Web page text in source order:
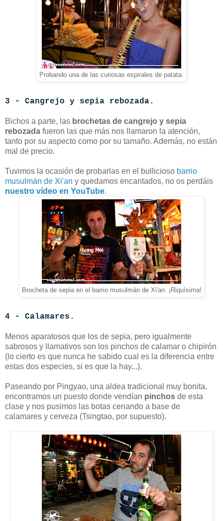
Probando una de las curiosas espirales de patata.
3 - Cangrejo y sepia rebozada.
Bichos a parte, las brochetas de cangrejo y sepia
rebozada fueron las que más nos llamaron la atención,
tanto por su aspecto como por su tamaño. Además, no están
mal de precio.
Tuvimos la ocasión de probarlas en el bullicioso barrio
musulmán de Xi'an y quedamos encantados, no os perdáis
nuestro vídeo en YouTube.
Brocheta de sepia en el barrio musulmán de Xi'an. ¡Riquísima!
4 - Calamares.
Menos aparatosos que los de sepia, pero igualmente
sabrosos y llamativos son los pinchos de calamar o chipirón
(lo cierto es que nunca he sabido cual es la diferencia entre
estas dos especies, si es que la hay...).
Paseando por Pingyao, una aldea tradicional muy bonita,
encontramos un puesto donde vendían pinchos de esta
clase y nos pusimos las botas cenando a base de
calamares y cerveza (Tsingtao, por supuesto).